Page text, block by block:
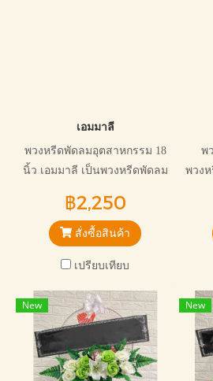
เอมมาลี
พวงหรีดพัดลมอุตสาหกรรม 18
นิ้ว เอมมาลี เป็นพวงหรีดพัดลม
โทนสีสดใส
฿2,250
สั่งซื้อสินค้า
เปรียบเทียบ
พ
พวง
แร
เห
New New